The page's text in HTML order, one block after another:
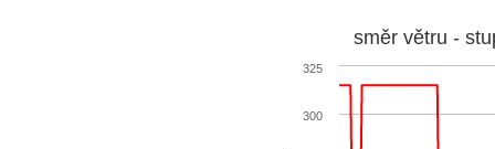
směr větru -
300
325